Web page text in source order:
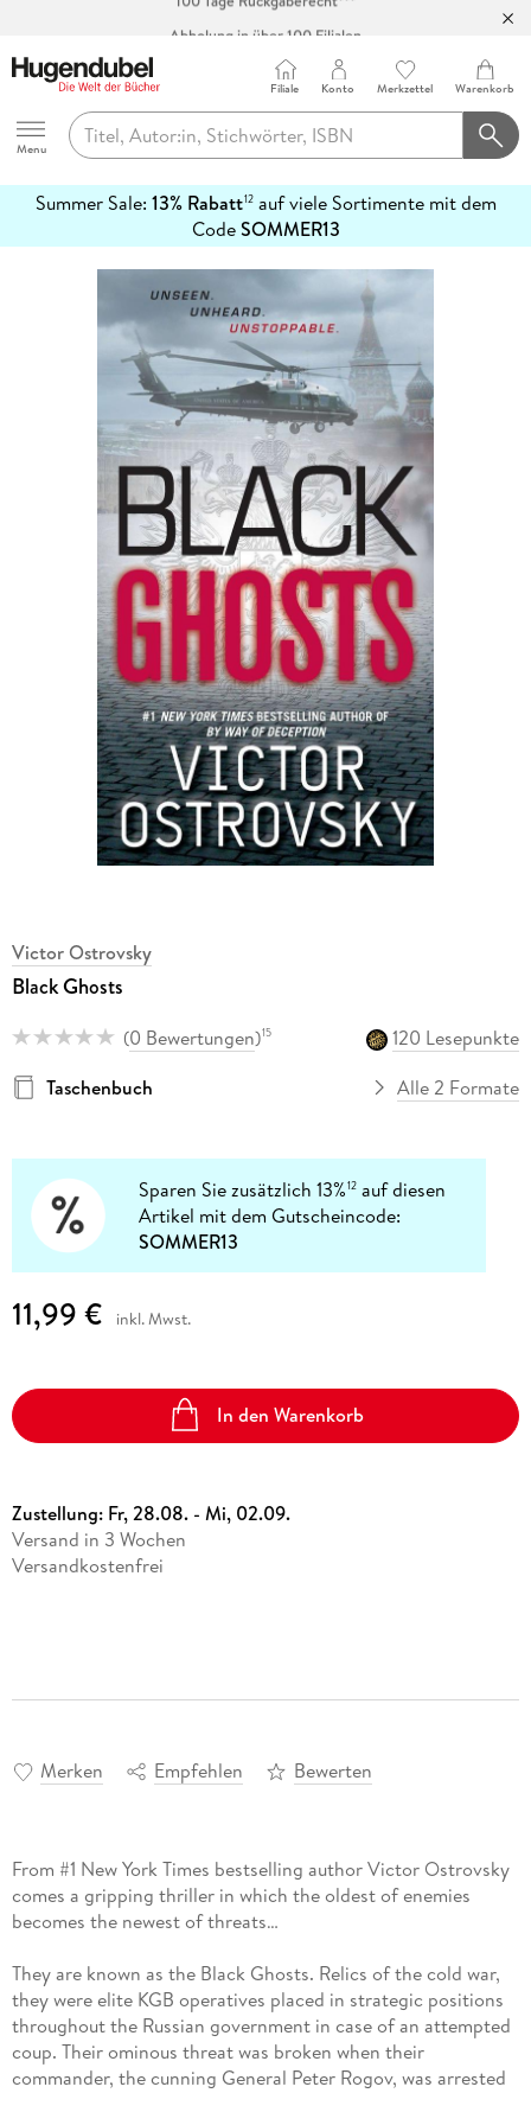
Abholung in über 100 Filialen
Hugendubel
Menu
Filiale Konto Merkzettel Warenkorb
Summer Sale: 13% Rabatt12auf viele Sortimente mit dem
CodeSOMMER13
erfahren
Victor Ostrovsky
Black Ghosts
(0 Bewertungen)15
120 Lesepunkte
Taschenbuch
Alle 2 Formate
Sparen Sie zusätzlich 13%12 auf diesen
Artikel mit dem Gutscheincode:
SOMMER13
11,99 € inkl. Mwst.
In den Warenkorb
Zustellung: Fr, 28.08. - Mi, 02.09.
Versand in 3 Wochen
Versandkostenfrei
Merken Empfehlen Bewerten
From #1 New York Times bestselling author Victor Ostrovsky
comes a gripping thriller in which the oldest of enemies
becomes the newest of threats…
They are known as the Black Ghosts. Relics of the cold war,
they were elite KGB operatives placed in strategic positions
throughout the Russian government in case of an attempted
coup. Their ominous threat was broken when their
commander, the cunning General Peter Rogov, was arrested